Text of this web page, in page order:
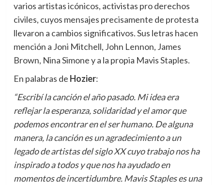
varios artistas icónicos, activistas pro derechos
civiles, cuyos mensajes precisamente de protesta
llevaron a cambios significativos. Sus letras hacen
mención a Joni Mitchell, John Lennon, James
Brown, Nina Simone y a la propia Mavis Staples.
En palabras de Hozier:
“Escribí la canción el año pasado. Mi idea era
reflejar la esperanza, solidaridad y el amor que
podemos encontrar en el ser humano. De alguna
manera, la canción es un agradecimiento a un
legado de artistas del siglo XX cuyo trabajo nos ha
inspirado a todos y que nos ha ayudado en
momentos de incertidumbre. Mavis Staples es una